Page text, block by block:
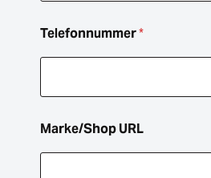
Telefonnummer*
Marke/Shop URL